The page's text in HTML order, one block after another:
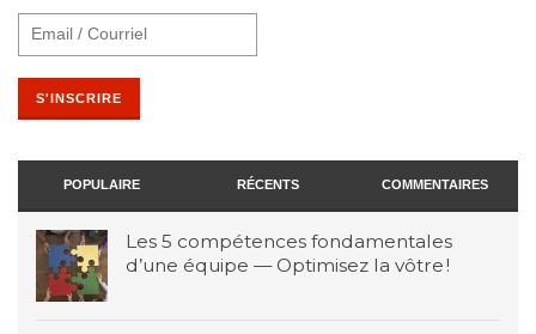
POPULAIRE RÉCENTS COMMENTAIRES
Les 5 compétences fondamentales
d’une équipe — Optimisez la vôtre !